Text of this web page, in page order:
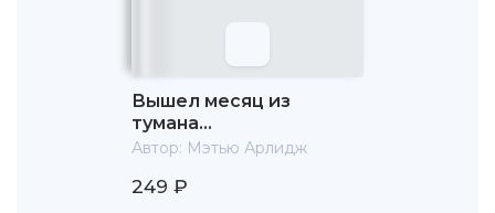
Вышел месяц из
тумана…
Автор: Мэтью Арлидж
249 ₽